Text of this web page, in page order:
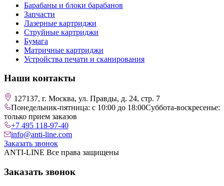
Барабаны и блоки барабанов
Запчасти
Лазерные картриджи
Струйные картриджи
Бумага
Матричные картриджи
Устройства печати и сканирования
Наши контакты
127137, г. Москва, ул. Правды, д. 24, стр. 7
Понедельник-пятница: с 10:00 до 18:00Суббота-воскресенье:
только прием заказов
+7 495 118-97-40
info@anti-line.com
Заказать звонок
ANTI-LINE Все права защищены
Заказать звонок